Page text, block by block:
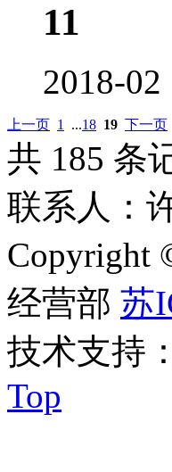
11
2018-02
上一页 1 ...18 19 下一页
共 185 条
联系人：
Copyright
经营部 苏
技术支持：
Top